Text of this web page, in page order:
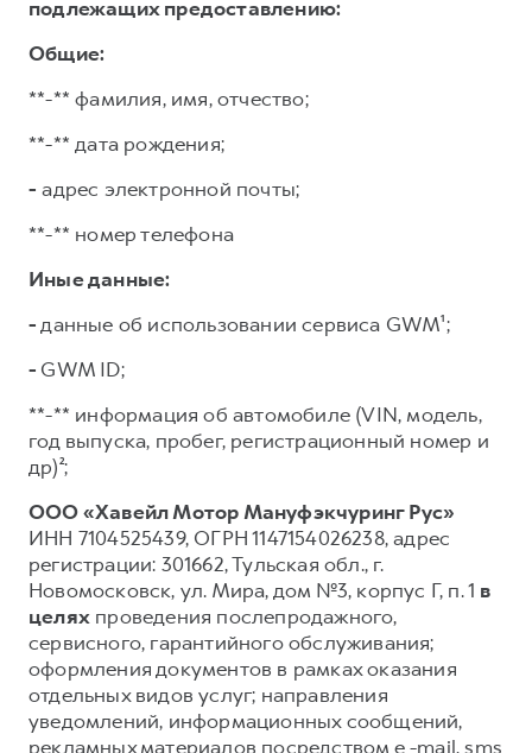
подлежащих предоставлению:
Общие:
**-** фамилия, имя, отчество;
**-** дата рождения;
- адрес электронной почты;
**-** номер телефона
Иные данные:
-данные об использовании сервиса GWM¹;
- GWM ID;
**-** информация об автомобиле (VIN, модель,
год выпуска, пробег, регистрационный номер и
др)²;
ООО «Хавейл Мотор Мануфэкчуринг Рус»
ИНН 7104525439, ОГРН 1147154026238, адрес
регистрации: 301662, Тульская обл., г.
Новомосковск, ул. Мира, дом №3, корпус Г, п. 1 в
целях проведения послепродажного,
сервисного, гарантийного обслуживания;
оформления документов в рамках оказания
отдельных видов услуг; направления
уведомлений, информационных сообщений,
рекламных материалов посредством e -mail, sms